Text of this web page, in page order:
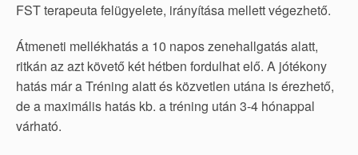
FST terapeuta felügyelete, irányítása mellett végezhető.
Átmeneti mellékhatás a 10 napos zenehallgatás alatt,
ritkán az azt követő két hétben fordulhat elő. A jótékony
hatás már a Tréning alatt és közvetlen utána is érezhető,
de a maximális hatás kb. a tréning után 3-4 hónappal
várható.